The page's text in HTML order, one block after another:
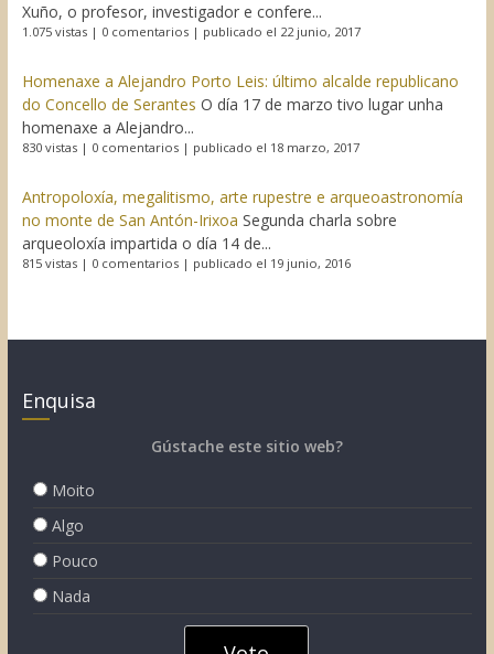
Xuño, o profesor, investigador e confere...
1.075 vistas| 0 comentarios| publicado el 22 junio, 2017
Homenaxe a Alejandro Porto Leis: último alcalde republicano
do Concello de Serantes O día 17 de marzo tivo lugar unha
homenaxe a Alejandro...
830 vistas| 0 comentarios| publicado el 18 marzo, 2017
Antropoloxía, megalitismo, arte rupestre e arqueoastronomía
no monte de San Antón-Irixoa Segunda charla sobre
arqueoloxía impartida o día 14 de...
815 vistas| 0 comentarios| publicado el 19 junio, 2016
Enquisa
Gústache este sitio web?
Moito
Algo
Pouco
Nada